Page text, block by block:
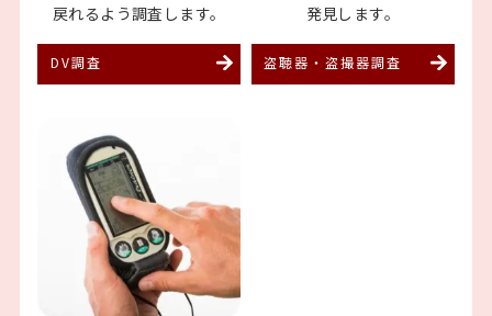
戻れるよう調査します。
DV調査
発見します。
盗聴器・盗撮器調査